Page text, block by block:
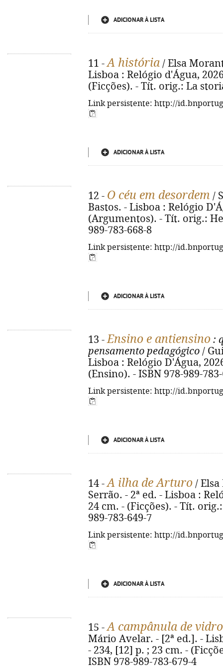
ADICIONAR À LISTA
11 -A história / Elsa
Lisboa : Relógio d'Água,
(Ficções). - Tít. orig.: La
Link persistente: http://
ADICIONAR À LISTA
12 - O céu em desordem /
Bastos. - Lisboa : Relógio
(Argumentos). - Tít. orig.:
989-783-668-8
Link persistente: http://
ADICIONAR À LISTA
13 -Ensino e antiensino :
pensamento pedagógico /
Lisboa : Relógio D'Água,
(Ensino). - ISBN 978-989-
Link persistente: http://
ADICIONAR À LISTA
14 -A ilha de Arturo /
Serrão. - 2ª ed. - Lisboa :
24 cm. - (Ficções). - Tít.
989-783-649-7
Link persistente: http://
ADICIONAR À LISTA
15 -A campânula de vidro
Mário Avelar. - [2ª ed.]. -
- 234, [12] p. ; 23 cm. -
ISBN 978-989-783-679-4